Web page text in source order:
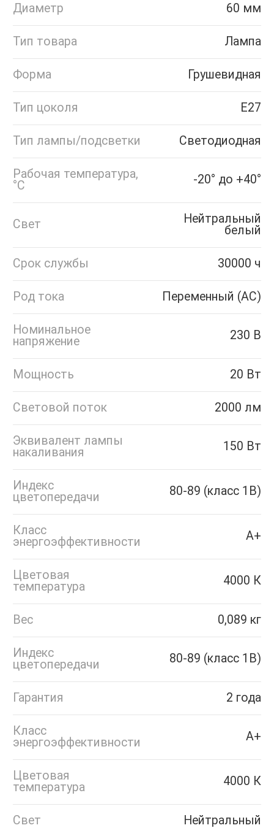
Диаметр 60 мм
Тип товара Лампа
Форма Грушевидная
Тип цоколя Е27
Тип лампы/подсветки Светодиодная
Рабочая температура,
°C
-20° до +40°
Свет
Нейтральный
белый
Срок службы 30000 ч
Род тока Переменный (AC)
Номинальное
напряжение
230 В
Мощность 20 Вт
Световой поток 2000 лм
Эквивалент лампы
накаливания
150 Вт
Индекс
цветопередачи
80-89 (класс 1B)
Класс
энергоэффективности
A+
Цветовая
температура
4000 К
Вес 0,089 кг
Индекс
цветопередачи
80-89 (класс 1B)
Гарантия 2 года
Класс
энергоэффективности
A+
Цветовая
температура
4000 К
Свет Нейтральный